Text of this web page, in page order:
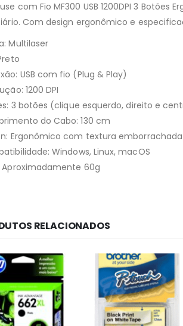
com Fio MF300 USB 1200DPI 3
Com design ergonômico e
Multilaser
USB com fio (Plug & Play)
1200 DPI
3 botões (clique esquerdo, direito e
do Cabo: 130 cm
Ergonômico com textura
Windows, Linux, macOS
Aproximadamente 60g
RELACIONADOS